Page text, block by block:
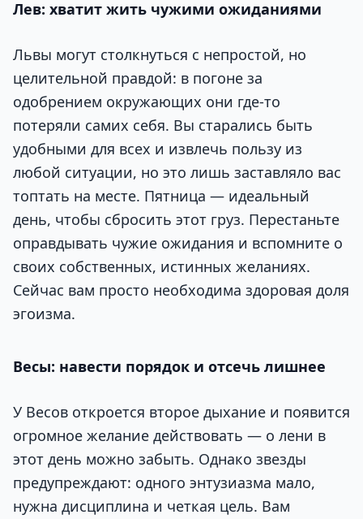
Лев: хватит жить чужими ожиданиями
Львы могут столкнуться с непростой, но
целительной правдой: в погоне за
одобрением окружающих они где-то
потеряли самих себя. Вы старались быть
удобными для всех и извлечь пользу из
любой ситуации, но это лишь заставляло вас
топтать на месте. Пятница — идеальный
день, чтобы сбросить этот груз. Перестаньте
оправдывать чужие ожидания и вспомните о
своих собственных, истинных желаниях.
Сейчас вам просто необходима здоровая доля
эгоизма.
Весы: навести порядок и отсечь лишнее
У Весов откроется второе дыхание и появится
огромное желание действовать — о лени в
этот день можно забыть. Однако звезды
предупреждают: одного энтузиазма мало,
нужна дисциплина и четкая цель. Вам